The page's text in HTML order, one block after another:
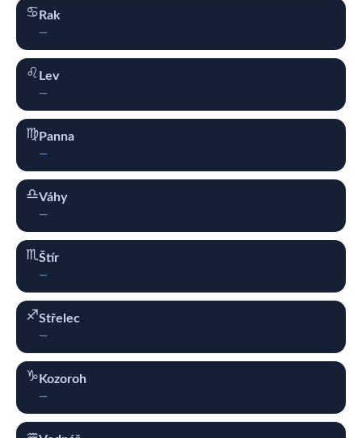
♋︎ Rak
—
♌︎ Lev
—
♍︎Panna
—
♎︎Váhy
—
♏︎Štír
—
♐︎Střelec
—
♑︎ Kozoroh
—